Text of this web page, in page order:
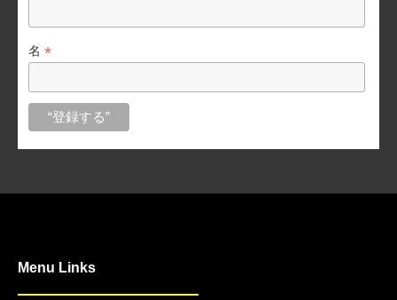
名*
Menu Links